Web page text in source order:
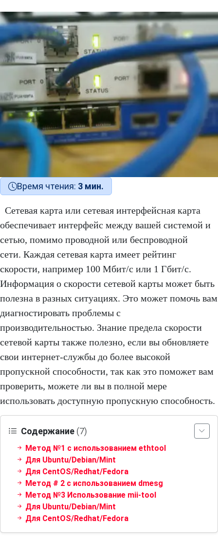
Время чтения: 3 мин.
Сетевая карта или сетевая интерфейсная карта
обеспечивает интерфейс между вашей системой и
сетью, помимо проводной или беспроводной
сети. Каждая сетевая карта имеет рейтинг
скорости, например 100 Мбит/с или 1 Гбит/с.
Информация о скорости сетевой карты может быть
полезна в разных ситуациях. Это может помочь вам
диагностировать проблемы с
производительностью. Знание предела скорости
сетевой карты также полезно, если вы обновляете
свои интернет-службы до более высокой
пропускной способности, так как это поможет вам
проверить, можете ли вы в полной мере
использовать доступную пропускную способность.
Содержание (7)
Метод №1 с использованием ethtool
Для Ubuntu/Debian/Mint
Для CentOS/Redhat/Fedora
Метод # 2 с использованием dmesg
Метод №3 Использование mii-tool
Для Ubuntu/Debian/Mint
Для CentOS/Redhat/Fedora